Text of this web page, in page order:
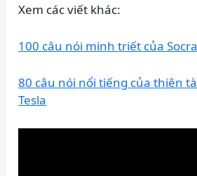
Xem các viết khác:
100 câu nói minh triết của
80 câu nói nổi tiếng của thiên
Tesla